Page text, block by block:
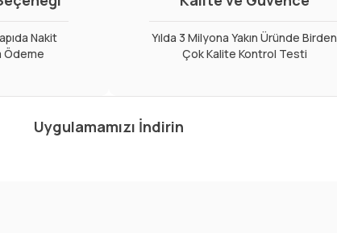
Nakit
Ödeme
Yılda 3 Milyona Yakın Üründe Birden
Çok Kalite Kontrol Testi
Uygulamamızı İndirin